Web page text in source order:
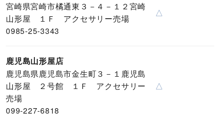
宮崎県宮崎市橘通東３－４－１２宮崎
山形屋 １Ｆ アクセサリー売場
0985-25-3343
△
鹿児島山形屋店
鹿児島県鹿児島市金生町３－１鹿児島
山形屋 ２号館 １Ｆ アクセサリー
売場
099-227-6818
△